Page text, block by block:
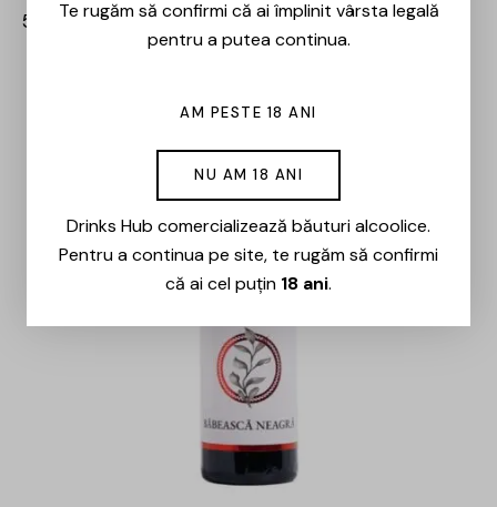
55,00 lei
Te rugăm să confirmi că ai împlinit vârsta legală
pentru a putea continua.
AM PESTE 18 ANI
NU AM 18 ANI
Drinks Hub comercializează băuturi alcoolice.
Pentru a continua pe site, te rugăm să confirmi
că ai cel puțin 18 ani.